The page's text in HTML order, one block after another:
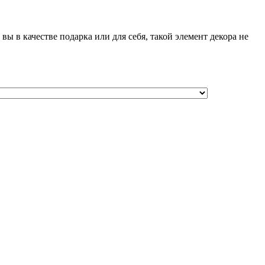
качестве подарка или для себя, такой элемент декора не